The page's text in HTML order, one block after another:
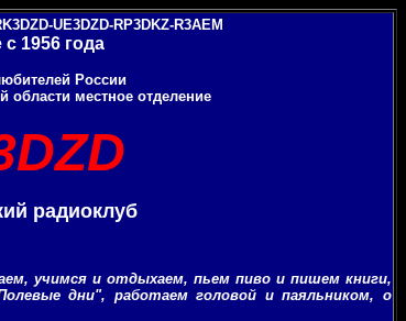
UE3DZD-RP3DKZ-R3AEM
1956 года
России
области местное отделение
радиоклуб
учимся и отдыхаем, пьем пиво и пишем книги,
дни", работаем головой и паяльником, о